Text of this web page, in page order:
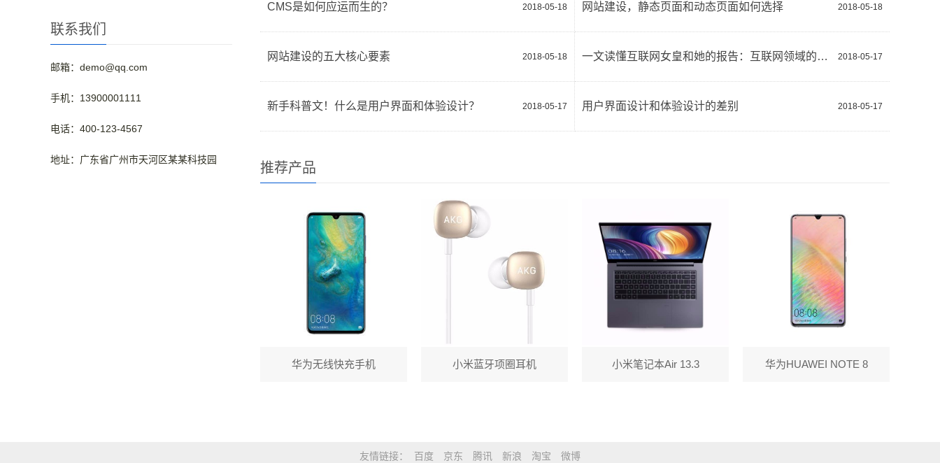
联系我们
邮箱：demo@qq.com
手机：13900001111
电话：400-123-4567
地址：广东省广州市天河区某某科技园
2018-05-18
CMS是如何应运而生的？ 2018-05-18
网站建设，静态页面和动态页面如何选择
2018-05-18
网站建设的五大核心要素 2018-05-17
一文读懂互联网女皇和她的报告：互联网领域的投资圣经、选股指南
2018-05-17
新手科普文！什么是用户界面和体验设计？ 2018-05-17
用户界面设计和体验设计的差别
推荐产品
华为无线快充手机 小米蓝牙项圈耳机 小米笔记本Air 13.3 华为HUAWEI NOTE 8
友情链接 百度 京东 腾讯 新浪 淘宝 微博